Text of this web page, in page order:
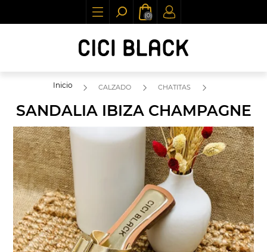
(0)
Inicio CALZADO CHATITAS
SANDALIA IBIZA CHAMPAGNE